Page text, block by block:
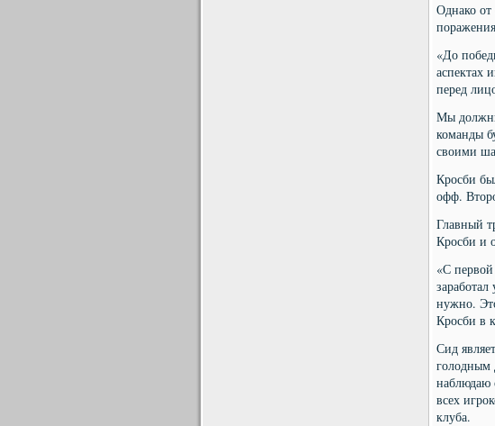
Однако
«До
аспектах
перед
Мы
команды
своими
Кросби
офф.
Главный
Кросби и
«С
нужно.
Кросби в
Сид
голодным
наблюдаю
всех
клуба.